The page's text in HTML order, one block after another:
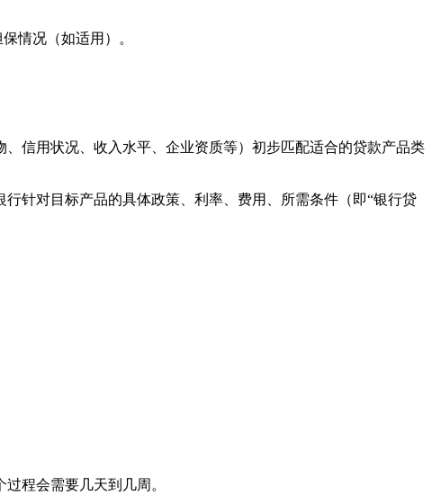
情况（如适用）。
信用状况、收入水平、企业资质等）初步匹配适合的贷款产品类
针对目标产品的具体政策、利率、费用、所需条件（即“银行贷
程会需要几天到几周。